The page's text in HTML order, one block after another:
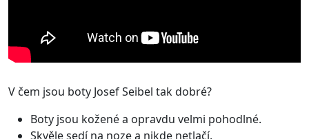
V čem jsou boty Josef Seibel tak dobré?
Boty jsou kožené a opravdu velmi pohodlné.
Skvěle sedí na noze a nikde netlačí.